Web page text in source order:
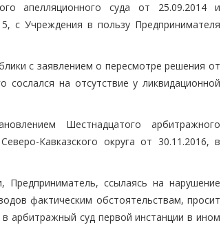
апелляционного суда от 25.09.2014 и
с Учреждения в пользу Предпринимателя
с заявлением о пересмотре решения от
на отсутствие у ликвидационной
Шестнадцатого арбитражного
Кавказского округа от 30.11.2016, в
ссылаясь на нарушение
фактическим обстоятельствам, просит
арбитражный суд первой инстанции в ином